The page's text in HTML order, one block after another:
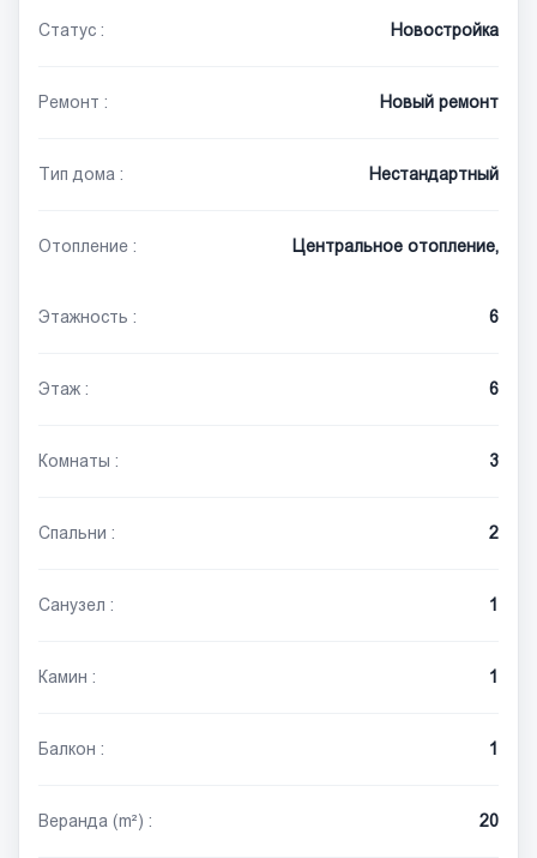
Статус : Новостройка
Ремонт : Новый ремонт
Тип дома : Нестандартный
Отопление : Центральное отопление,
Этажность : 6
Этаж : 6
Комнаты : 3
Спальни : 2
Санузел : 1
Камин : 1
Балкон : 1
Веранда (m²) : 20